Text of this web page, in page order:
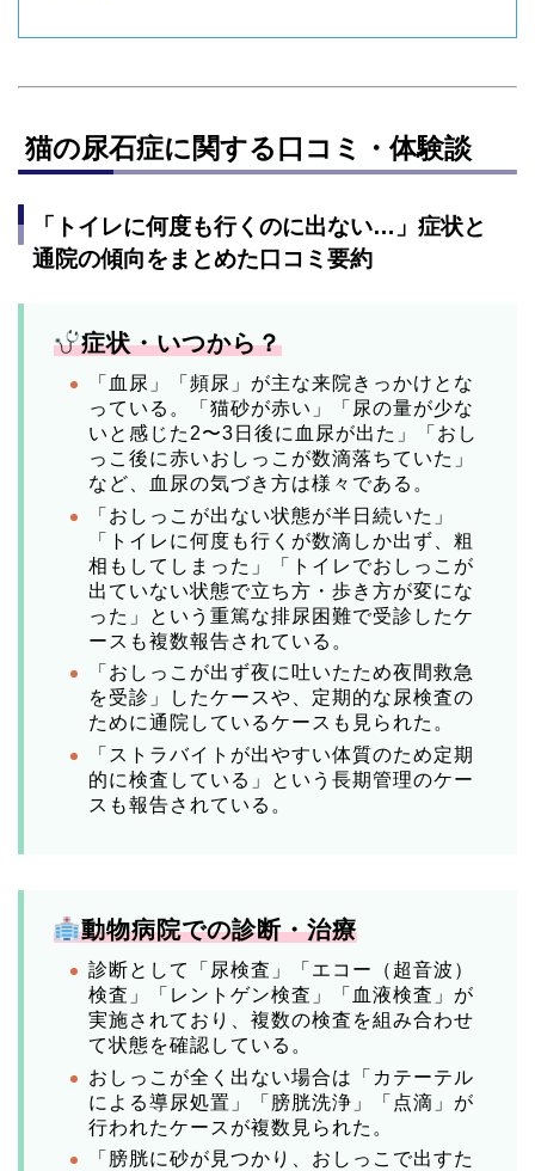
猫の尿石症に関する口コミ・体験談
「トイレに何度も行くのに出ない…」症状と
通院の傾向をまとめた口コミ要約
症状・いつから？
「血尿」「頻尿」が主な来院きっかけとな
っている。「猫砂が赤い」「尿の量が少な
いと感じた2〜3日後に血尿が出た」「おし
っこ後に赤いおしっこが数滴落ちていた」
など、血尿の気づき方は様々である。
「おしっこが出ない状態が半日続いた」
「トイレに何度も行くが数滴しか出ず、粗
相もしてしまった」「トイレでおしっこが
出ていない状態で立ち方・歩き方が変にな
った」という重篤な排尿困難で受診したケ
ースも複数報告されている。
「おしっこが出ず夜に吐いたため夜間救急
を受診」したケースや、定期的な尿検査の
ために通院しているケースも見られた。
「ストラバイトが出やすい体質のため定期
的に検査している」という長期管理のケー
スも報告されている。
動物病院での診断・治療
診断として「尿検査」「エコー（超音波）
検査」「レントゲン検査」「血液検査」が
実施されており、複数の検査を組み合わせ
て状態を確認している。
おしっこが全く出ない場合は「カテーテル
による導尿処置」「膀胱洗浄」「点滴」が
行われたケースが複数見られた。
「膀胱に砂が見つかり、おしっこで出すた